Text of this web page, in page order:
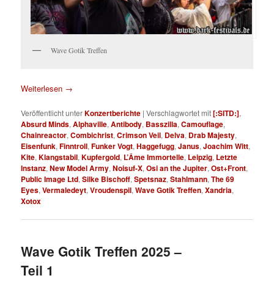
Wave Gotik Treffen
Weiterlesen →
Veröffentlicht unterKonzertberichte |Verschlagwortet mit[:SITD:],
Absurd Minds,Alphaville,Antibody, Basszilla,Camouflage,
Chainreactor,Combichrist,Crimson Veil, Delva, Drab Majesty,
Eisenfunk,Finntroll,Funker Vogt,Haggefugg,Janus,Joachim Witt,
Kite,Klangstabil,Kupfergold, L’Âme Immortelle, Leipzig, Letzte
Instanz,New Model Army,Noisuf-X,Osi an the Jupiter,Ost+Front,
Public Image Ltd,Silke Bischoff,Spetsnaz,Stahlmann,The 69
Eyes,Vermaledeyt,Vroudenspil,Wave Gotik Treffen,Xandria,
Xotox
Wave Gotik Treffen 2025 –
Teil 1